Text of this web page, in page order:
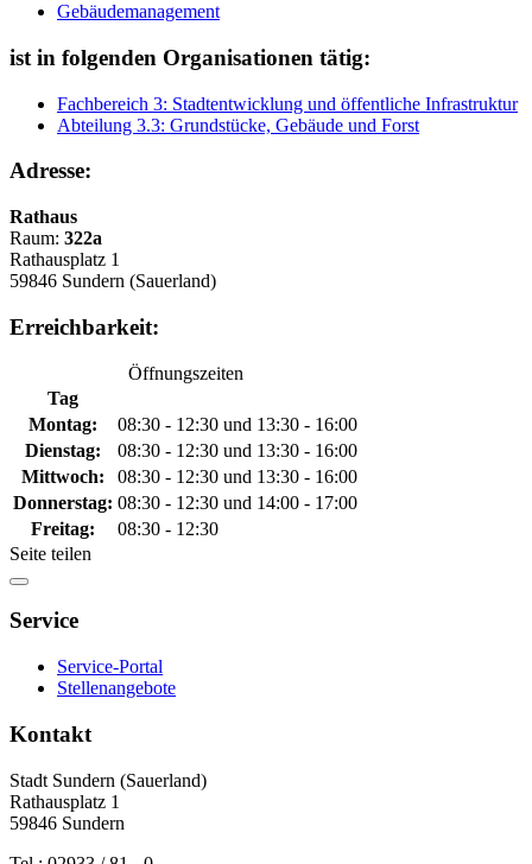
Gebäudemanagement
ist in folgenden Organisationen tätig:
Fachbereich 3: Stadtentwicklung und öffentliche Infrastruktur
Abteilung 3.3: Grundstücke, Gebäude und Forst
Adresse:
Rathaus
Raum: 322a
Rathausplatz 1
59846 Sundern (Sauerland)
Erreichbarkeit:
Öffnungszeiten
Tag
Montag:
08:30 - 12:30 und 13:30 - 16:00
Dienstag:
08:30 - 12:30 und 13:30 - 16:00
Mittwoch:
08:30 - 12:30 und 13:30 - 16:00
Donnerstag: 08:30 - 12:30 und 14:00 - 17:00
Freitag:
08:30 - 12:30
Seite teilen
Service
Service-Portal
Stellenangebote
Kontakt
Stadt Sundern (Sauerland)
Rathausplatz 1
59846 Sundern